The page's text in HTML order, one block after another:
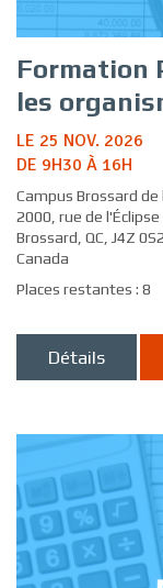
Formation
les
LE 25 NOV. 2026
DE 9H30 À 16H
Campus Brossard de
2000, rue de l'Éclipse
Brossard, QC, J4Z 0S2
Canada
Places restantes : 8
Détails